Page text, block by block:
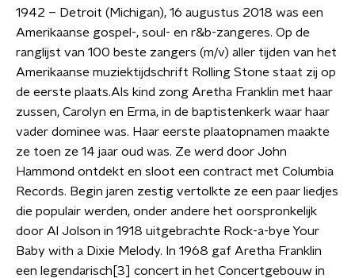
1942 – Detroit (Michigan), 16 augustus 2018 was een
Amerikaanse gospel-, soul- en r&b-zangeres. Op de
ranglijst van 100 beste zangers (m/v) aller tijden van het
Amerikaanse muziektijdschrift Rolling Stone staat zij op
de eerste plaats.Als kind zong Aretha Franklin met haar
zussen, Carolyn en Erma, in de baptistenkerk waar haar
vader dominee was. Haar eerste plaatopnamen maakte
ze toen ze 14 jaar oud was. Ze werd door John
Hammond ontdekt en sloot een contract met Columbia
Records. Begin jaren zestig vertolkte ze een paar liedjes
die populair werden, onder andere het oorspronkelijk
door Al Jolson in 1918 uitgebrachte Rock-a-bye Your
Baby with a Dixie Melody. In 1968 gaf Aretha Franklin
een legendarisch[3] concert in het Concertgebouw in